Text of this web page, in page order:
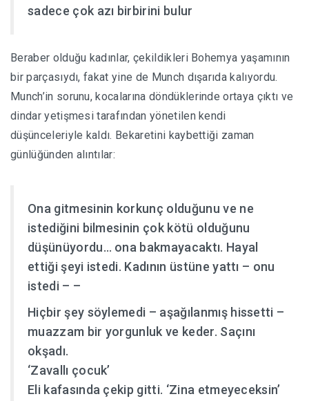
sadece çok azı birbirini bulur
Beraber olduğu kadınlar, çekildikleri Bohemya yaşamının
bir parçasıydı, fakat yine de Munch dışarıda kalıyordu.
Munch’in sorunu, kocalarına döndüklerinde ortaya çıktı ve
dindar yetişmesi tarafından yönetilen kendi
düşünceleriyle kaldı. Bekaretini kaybettiği zaman
günlüğünden alıntılar:
Ona gitmesinin korkunç olduğunu ve ne
istediğini bilmesinin çok kötü olduğunu
düşünüyordu… ona bakmayacaktı. Hayal
ettiği şeyi istedi. Kadının üstüne yattı – onu
istedi – –
Hiçbir şey söylemedi – aşağılanmış hissetti –
muazzam bir yorgunluk ve keder. Saçını
okşadı.
‘Zavallı çocuk’
Eli kafasında çekip gitti. ‘Zina etmeyeceksin’